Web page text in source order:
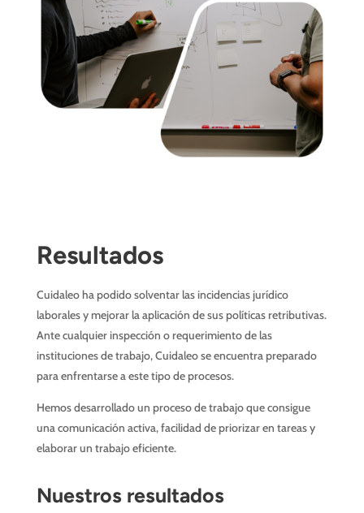
Resultados
Cuidaleo ha podido solventar las incidencias jurídico
laborales y mejorar la aplicación de sus políticas retributivas.
Ante cualquier inspección o requerimiento de las
instituciones de trabajo, Cuidaleo se encuentra preparado
para enfrentarse a este tipo de procesos.
Hemos desarrollado un proceso de trabajo que consigue
una comunicación activa, facilidad de priorizar en tareas y
elaborar un trabajo eficiente.
Nuestros resultados